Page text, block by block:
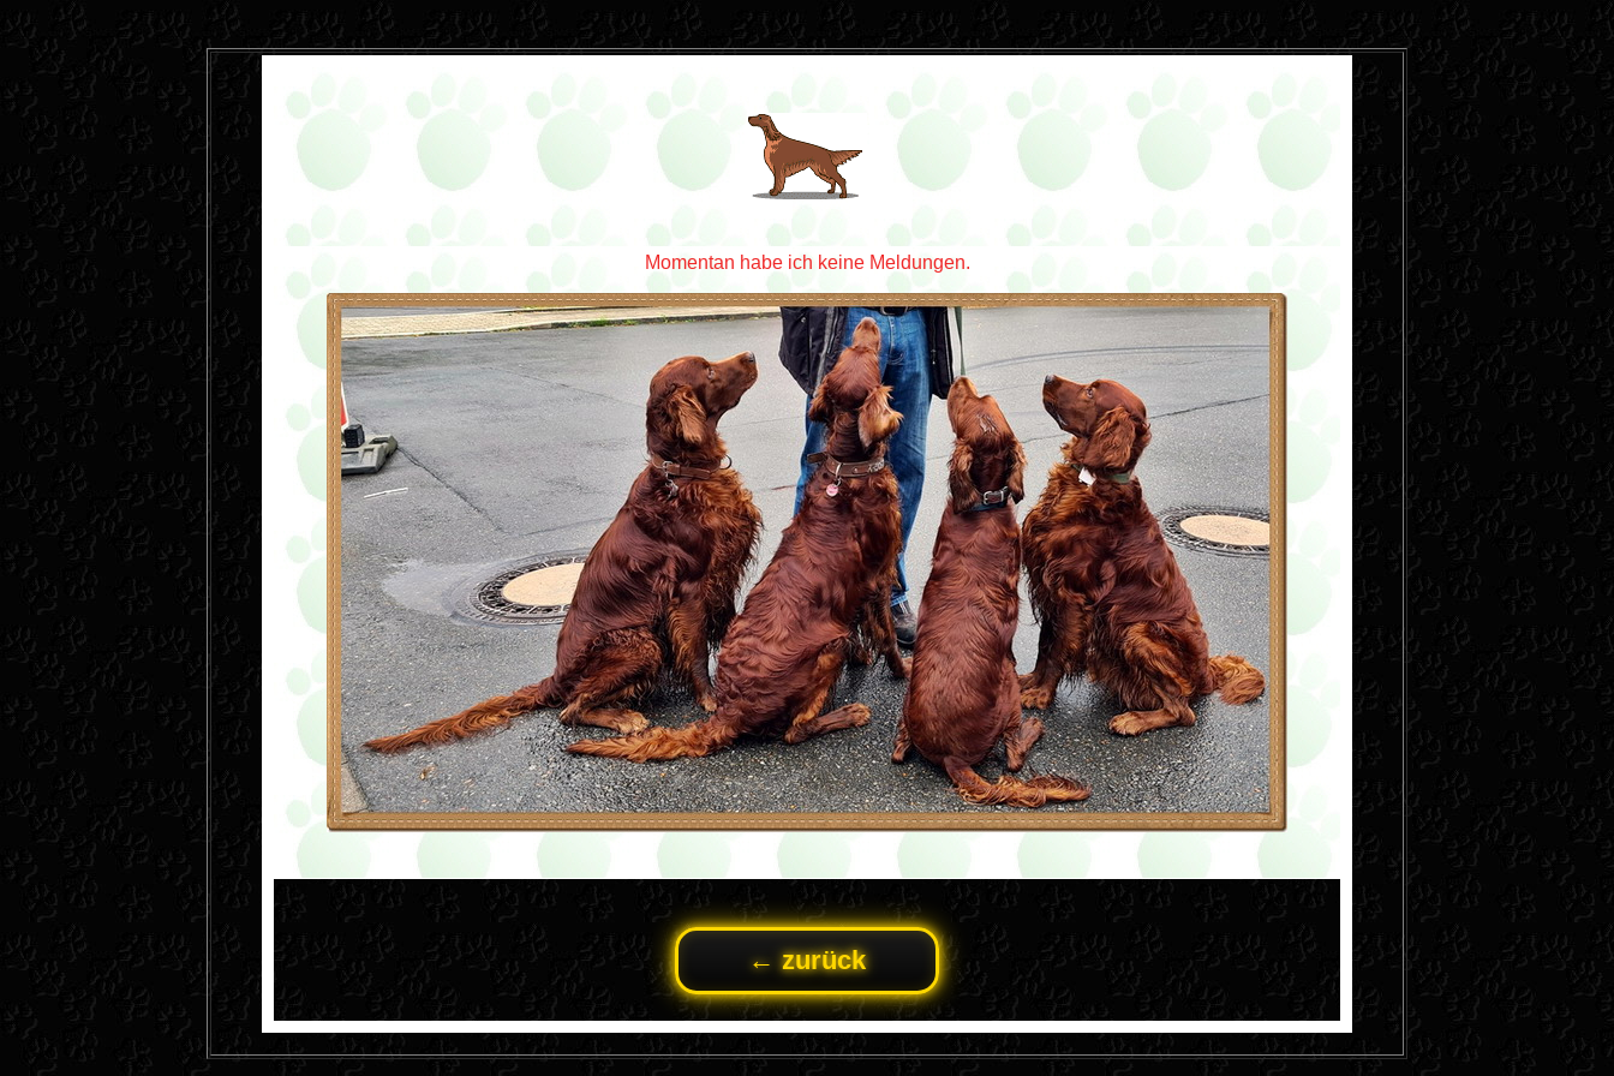
Momentan habe ich keine Meldungen.
← zurück